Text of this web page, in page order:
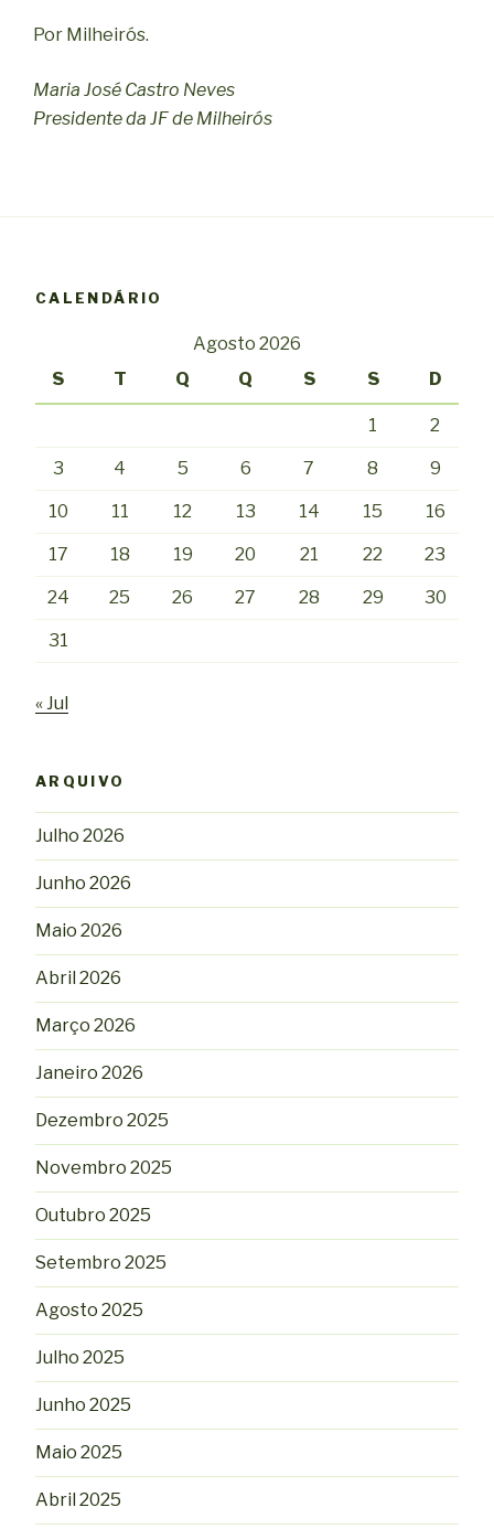
Por Milheirós.
Maria José Castro Neves
Presidente da JF de Milheirós
CALENDÁRIO
Agosto 2026
S
T Q Q S S D
1 2
3 4 5 6 7 8 9
10 11 12 13 14 15 16
17 18 19 20 21 22 23
24 25 26 27 28 29 30
31
« Jul
ARQUIVO
Julho 2026
Junho 2026
Maio 2026
Abril 2026
Março 2026
Janeiro 2026
Dezembro 2025
Novembro 2025
Outubro 2025
Setembro 2025
Agosto 2025
Julho 2025
Junho 2025
Maio 2025
Abril 2025